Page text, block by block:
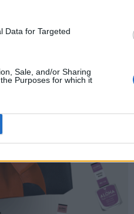
Data for Targeted
Sale, and/or Sharing
Purposes for which it